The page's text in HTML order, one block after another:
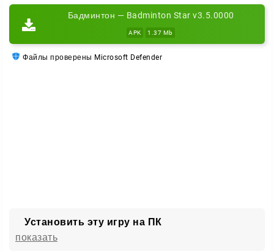
Бадминтон — Badminton Star v3.5.0000
APK 1.37 Mb
Файлы проверены Microsoft Defender
Установить эту игру на ПК
показать